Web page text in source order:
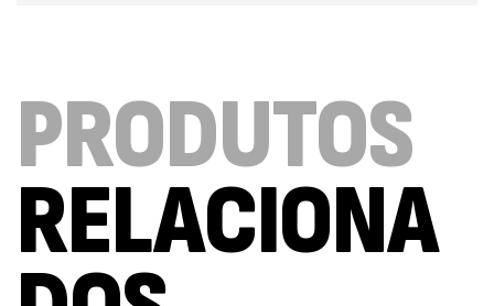
7,50
Magnesium + Potassium 20 Comprimidos
Efervescentes Ostrovit
Suplementos
PRODUTOS
RELACIONA